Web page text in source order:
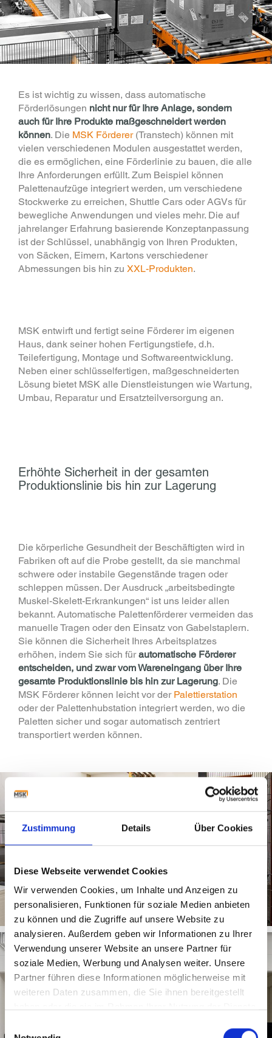
Zustimmung Details Über Cookies
Diese Webseite verwendet Cookies
Wir verwenden Cookies, um Inhalte und Anzeigen zu
personalisieren, Funktionen für soziale Medien anbieten
zu können und die Zugriffe auf unsere Website zu
analysieren. Außerdem geben wir Informationen zu Ihrer
Verwendung unserer Website an unsere Partner für
soziale Medien, Werbung und Analysen weiter. Unsere
Partner führen diese Informationen möglicherweise mit
weiteren Daten zusammen, die Sie ihnen bereitgestellt
Es ist wichtig zu wissen, dass automatische
Förderlösungen nicht nur für Ihre Anlage, sondern
auch für Ihre Produkte maßgeschneidert werden
können. Die MSK Förderer(Transtech) können mit
vielen verschiedenen Modulen ausgestattet werden,
die es ermöglichen, eine Förderlinie zu bauen, die alle
Ihre Anforderungen erfüllt. Zum Beispiel können
Palettenaufzüge integriert werden, um verschiedene
Stockwerke zu erreichen, Shuttle Cars oder AGVs für
bewegliche Anwendungen und vieles mehr. Die auf
jahrelanger Erfahrung basierende Konzeptanpassung
ist der Schlüssel, unabhängig von Ihren Produkten,
von Säcken, Eimern, Kartons verschiedener
Abmessungen bis hin zu XXL-Produkten.
MSK entwirft und fertigt seine Förderer im eigenen
Haus, dank seiner hohen Fertigungstiefe, d.h.
Teilefertigung, Montage und Softwareentwicklung.
Neben einer schlüsselfertigen, maßgeschneiderten
Lösung bietet MSK alle Dienstleistungen wie Wartung,
Umbau, Reparatur und Ersatzteilversorgung an.
Erhöhte Sicherheit in der gesamten
Produktionslinie bis hin zur Lagerung
Die körperliche Gesundheit der Beschäftigten wird in
Fabriken oft auf die Probe gestellt, da sie manchmal
schwere oder instabile Gegenstände tragen oder
schleppen müssen. Der Ausdruck „arbeitsbedingte
Muskel-Skelett-Erkrankungen“ ist uns leider allen
bekannt. Automatische Palettenförderer vermeiden das
manuelle Tragen oder den Einsatz von Gabelstaplern.
Sie können die Sicherheit Ihres Arbeitsplatzes
erhöhen, indem Sie sich fürautomatische Förderer
entscheiden, und zwar vom Wareneingang über Ihre
gesamte Produktionslinie bis hin zur Lagerung. Die
MSK Förderer können leicht vor der Palettierstation
oder der Palettenhubstation integriert werden, wo die
Paletten sicher und sogar automatisch zentriert
transportiert werden können.